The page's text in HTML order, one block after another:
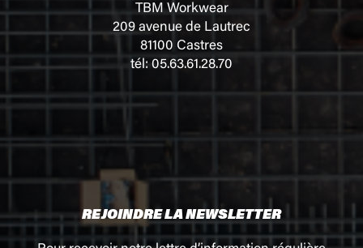
TBM Workwear
209 avenue de Lautrec
81100 Castres
tél: 05.63.61.28.70
REJOINDRE LA NEWSLETTER